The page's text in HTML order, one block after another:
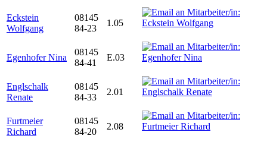
Eckstein
Wolfgang
08145
84-23
1.05
Egenhofer Nina
08145
84-41
E.03
Englschalk
Renate
08145
84-33
2.01
Furtmeier
Richard
08145
84-20
2.08